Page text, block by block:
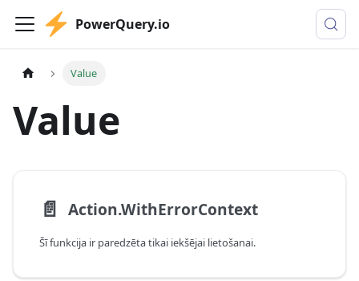
PowerQuery.io
Value
Value
📄️ Action.WithErrorContext
Šī funkcija ir paredzēta tikai iekšējai lietošanai.